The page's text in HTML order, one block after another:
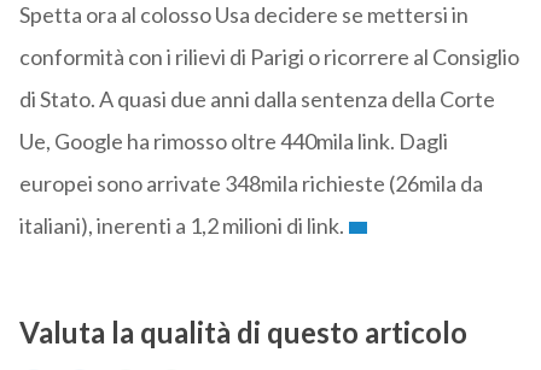
Spetta ora al colosso Usa decidere se mettersi in
conformità con i rilievi di Parigi o ricorrere al Consiglio
di Stato. A quasi due anni dalla sentenza della Corte
Ue, Google ha rimosso oltre 440mila link. Dagli
europei sono arrivate 348mila richieste (26mila da
italiani), inerenti a 1,2 milioni di link.
Valuta la qualità di questo articolo